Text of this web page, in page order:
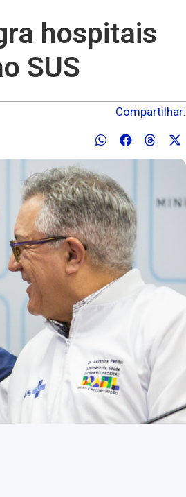
hospitais
SUS
Compartilhar: